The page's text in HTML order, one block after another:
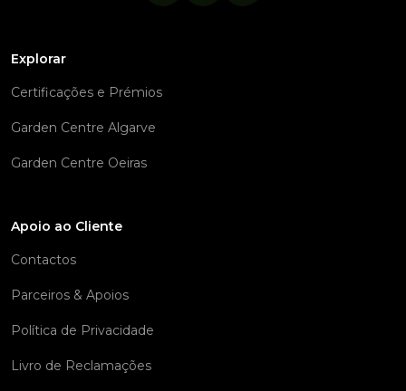
Explorar
Certificações e Prémios
Garden Centre Algarve
Garden Centre Oeiras
Apoio ao Cliente
Contactos
Parceiros & Apoios
Política de Privacidade
Livro de Reclamações